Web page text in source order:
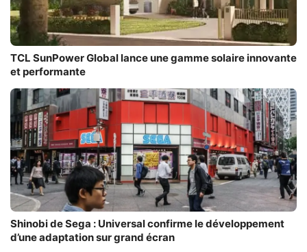
TCL SunPower Global lance une gamme solaire innovante
et performante
Shinobi de Sega : Universal confirme le développement
d’une adaptation sur grand écran